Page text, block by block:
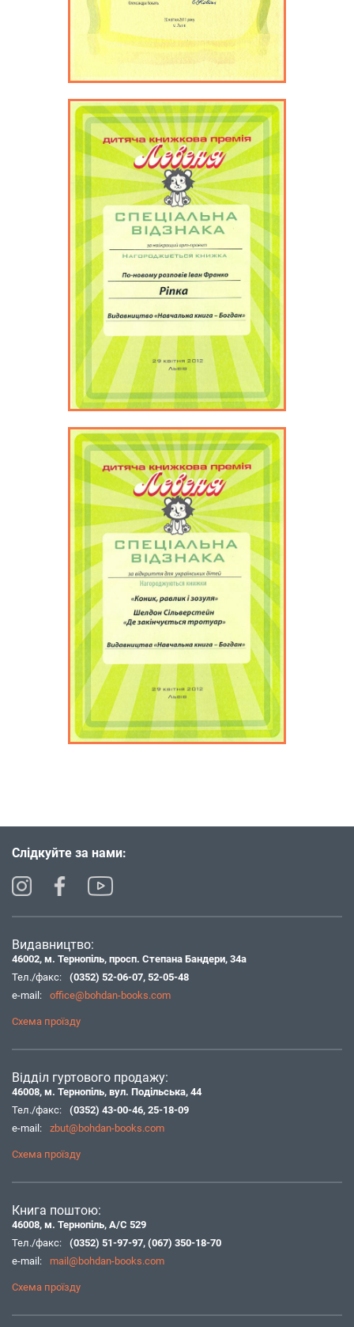
Слідкуйте за нами:
Видавництво:
46002, м. Тернопіль, просп. Степана Бандери, 34а
Тел./факс:
(0352) 52-06-07, 52-05-48
e-mail:
office@bohdan-books.com
Схема проїзду
Відділ гуртового продажу:
46008, м. Тернопіль, вул. Подільська, 44
Тел./факс:
(0352) 43-00-46, 25-18-09
e-mail:
zbut@bohdan-books.com
Схема проїзду
Книга поштою:
46008, м. Тернопіль, А/С 529
Тел./факс:
(0352) 51-97-97, (067) 350-18-70
e-mail:
mail@bohdan-books.com
Схема проїзду